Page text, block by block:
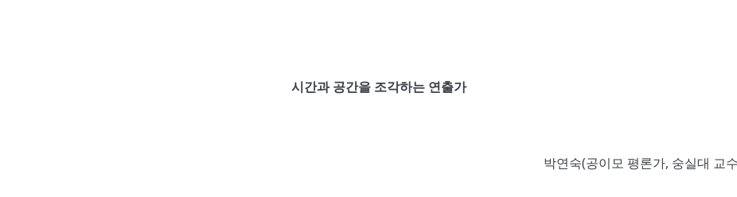
시간과 공간을 조각하는 연출가
박연숙(공이모 평론가, 숭실대 교